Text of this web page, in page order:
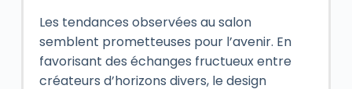
Les tendances observées au salon
semblent prometteuses pour l’avenir. En
favorisant des échanges fructueux entre
créateurs d’horizons divers, le design